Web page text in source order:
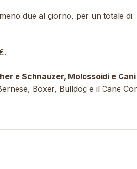
due al giorno, per un totale di
e Schnauzer, Molossoidi e Cani
, Boxer, Bulldog e il Cane